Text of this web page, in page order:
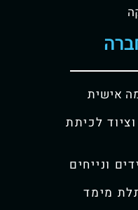
אישית
לכיתת
ונייחים
מימד